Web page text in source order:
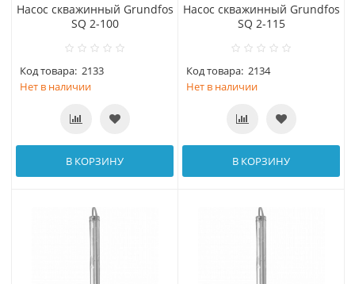
Насос скважинный Grundfos
SQ 2-100
Код товара: 2133
Нет в наличии
В КОРЗИНУ
Насос скважинный Grundfos
SQ 2-115
Код товара: 2134
Нет в наличии
В КОРЗИНУ